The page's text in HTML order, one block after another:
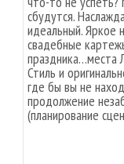
сбудутся.
идеальный. Яркое
свадебные
праздника…места
Стиль и
где бы вы не
продолжение
(планирование